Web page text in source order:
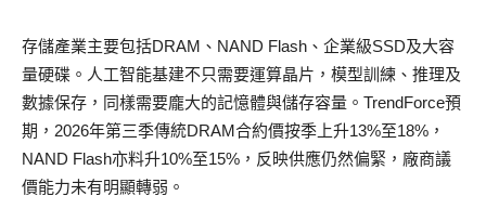
存儲產業主要包括DRAM、NAND Flash、企業級SSD及大容
量硬碟。人工智能基建不只需要運算晶片，模型訓練、推理及
數據保存，同樣需要龐大的記憶體與儲存容量。TrendForce預
期，2026年第三季傳統DRAM合約價按季上升13%至18%，
NAND Flash亦料升10%至15%，反映供應仍然偏緊，廠商議
價能力未有明顯轉弱。